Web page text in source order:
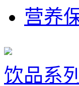
营养
饮品系列